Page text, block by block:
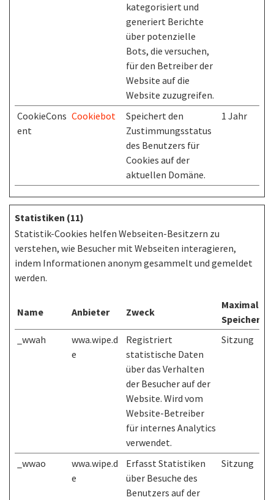
kategorisiert und
generiert Berichte
über potenzielle
Bots, die versuchen,
für den Betreiber der
Website auf die
Website zuzugreifen.
CookieCons
ent
Cookiebot
Speichert den
Zustimmungsstatus
des Benutzers für
Cookies auf der
aktuellen Domäne.
1 Jahr
Statistiken (11)
Statistik-Cookies helfen Webseiten-Besitzern zu
verstehen, wie Besucher mit Webseiten interagieren,
indem Informationen anonym gesammelt und gemeldet
werden.
Name Anbieter Zweck
Maximale
_wwah
wwa.wipe.d
e
Registriert
statistische Daten
über das Verhalten
der Besucher auf der
Website. Wird vom
Website-Betreiber
für internes Analytics
verwendet.
Sitzung
_wwao
wwa.wipe.d
e
Erfasst Statistiken
über Besuche des
Benutzers auf der
Sitzung